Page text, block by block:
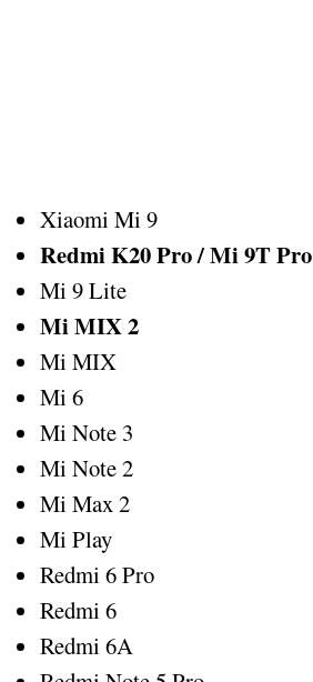
Xiaomi Mi 9
Redmi K20 Pro / Mi 9T Pro
Mi 9 Lite
Mi MIX 2
Mi MIX
Mi 6
Mi Note 3
Mi Note 2
Mi Max 2
Mi Play
Redmi 6 Pro
Redmi 6
Redmi 6A